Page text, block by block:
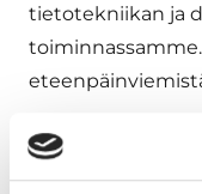
tietotekniikan ja
Vuoden 2021